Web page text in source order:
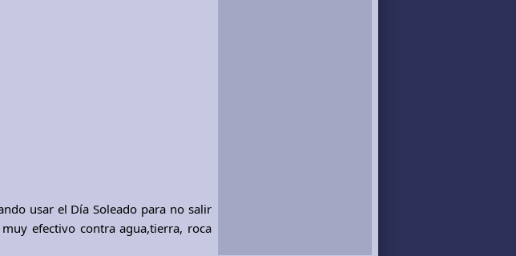
usar el Día Soleado para no salir
efectivo contra agua,tierra, roca